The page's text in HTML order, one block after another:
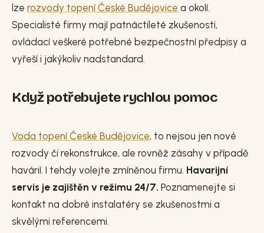
lze rozvody topení České Budějovice a okolí.
Specialisté firmy mají patnáctileté zkušenosti,
ovládací veškeré potřebné bezpečnostní předpisy a
vyřeší i jakýkoliv nadstandard.
Když potřebujete rychlou pomoc
Voda topení České Budějovice, to nejsou jen nové
rozvody či rekonstrukce, ale rovněž zásahy v případě
havárií. I tehdy volejte zmíněnou firmu. Havarijní
servis je zajištěn v režimu 24/7. Poznamenejte si
kontakt na dobré instalatéry se zkušenostmi a
skvělými referencemi.